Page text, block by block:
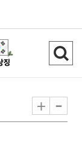
검
색
기
+ -